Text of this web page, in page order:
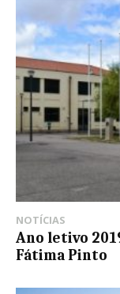
NOTÍCIAS
Ano letivo
Fátima Pinto